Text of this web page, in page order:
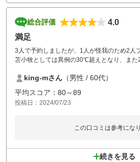
総合評価
4.0
満足
3人で予約しましたが、1人が怪我のため2人
苫小牧としては異例の30℃超えとなり、また
くなったようです。メンテナンスは以前より
T/INが逆になったとの事でスタートホールの
感じでした。またキャディバックの積み下ろ
れるようになり楽になりました。50周年記念
king-mさん （男性 / 60代）
平均スコア：80～89
投稿日：2024/07/23
この口コミは参考にな
続きを見る